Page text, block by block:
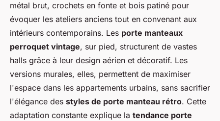
métal brut, crochets en fonte et bois patiné pour
évoquer les ateliers anciens tout en convenant aux
intérieurs contemporains. Les porte manteaux
perroquet vintage, sur pied, structurent de vastes
halls grâce à leur design aérien et décoratif. Les
versions murales, elles, permettent de maximiser
l'espace dans les appartements urbains, sans sacrifier
l'élégance des styles de porte manteau rétro. Cette
adaptation constante explique la tendance porte